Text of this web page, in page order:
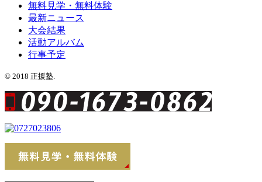
無料見学・無料体験
最新ニュース
大会結果
活動アルバム
行事予定
© 2018 正援塾.